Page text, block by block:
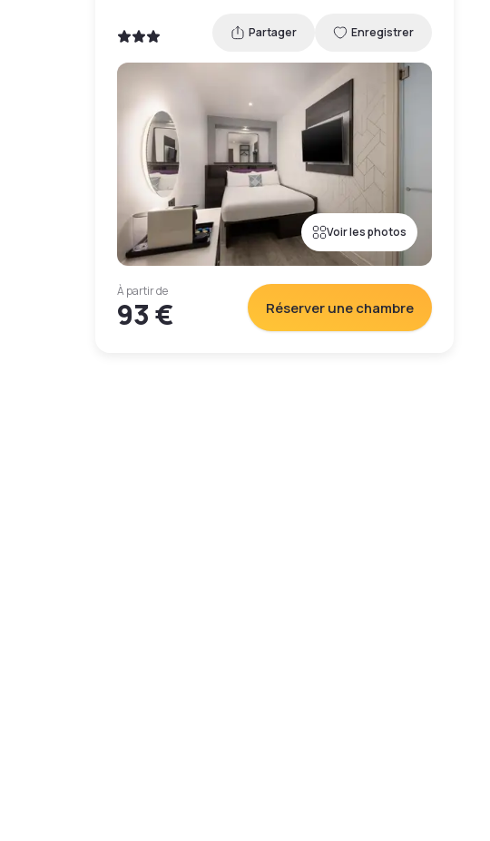
Partager Enregistrer
Voir les photos
À partir de
93 € Réserver une chambre